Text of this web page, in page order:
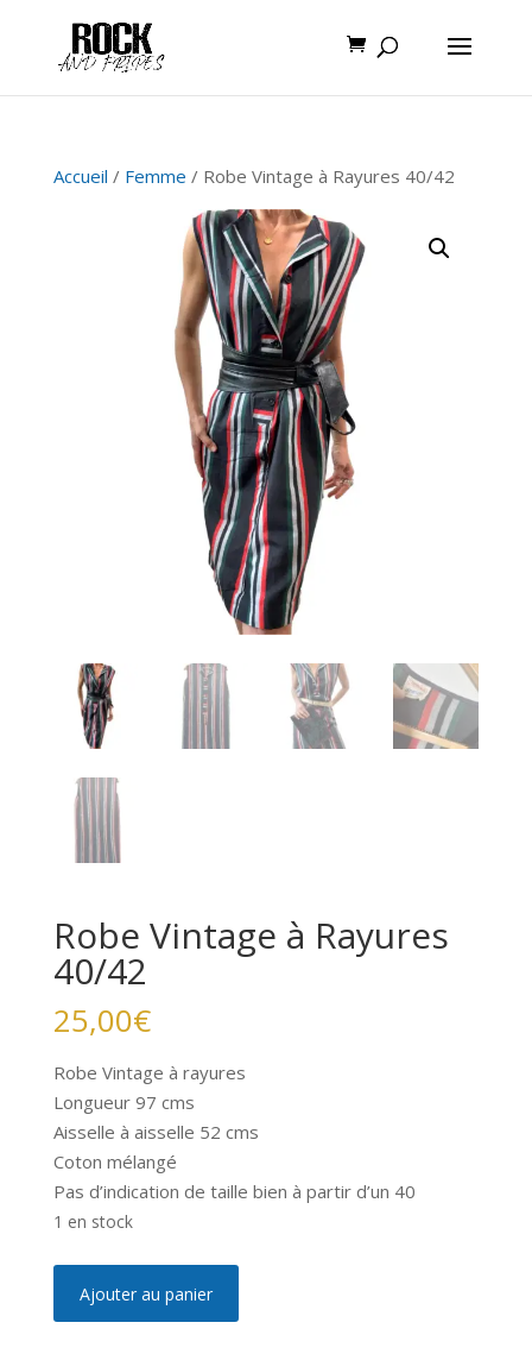
Accueil / Femme / Robe Vintage à Rayures 40/42
Robe Vintage à Rayures
40/42
25,00€
Robe Vintage à rayures
Longueur 97 cms
Aisselle à aisselle 52 cms
Coton mélangé
Pas d’indication de taille bien à partir d’un 40
1 en stock
Ajouter au panier